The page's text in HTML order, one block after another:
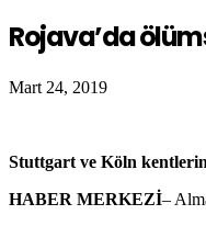
Rojava’da
Mart 24, 2019
Stuttgart ve Köln
HABER MERKEZİ–